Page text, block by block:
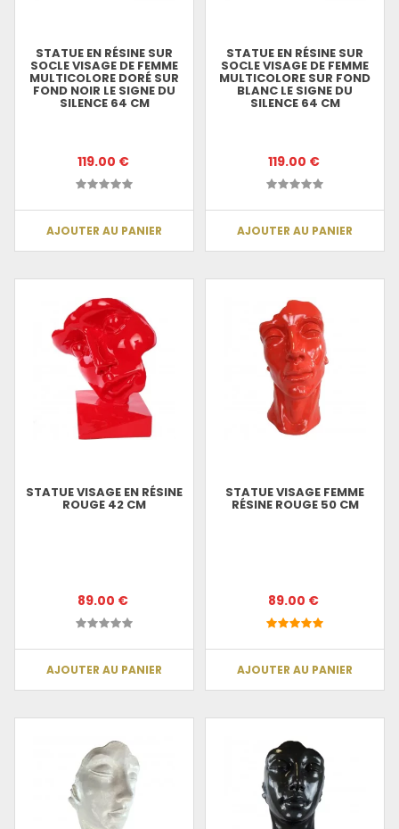
STATUE EN RÉSINE SUR
SOCLE VISAGE DE FEMME
MULTICOLORE DORÉ SUR
FOND NOIR LE SIGNE DU
SILENCE 64 CM
119.00 €
AJOUTER AU PANIER
STATUE EN RÉSINE SUR
SOCLE VISAGE DE FEMME
MULTICOLORE SUR FOND
BLANC LE SIGNE DU
SILENCE 64 CM
119.00 €
AJOUTER AU PANIER
STATUE VISAGE EN RÉSINE
ROUGE 42 CM
89.00 €
AJOUTER AU PANIER
STATUE VISAGE FEMME
RÉSINE ROUGE 50 CM
89.00 €
AJOUTER AU PANIER